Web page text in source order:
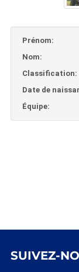
Prénom:
Nom:
Classification:
Date de
Équipe:
SUIVEZ-